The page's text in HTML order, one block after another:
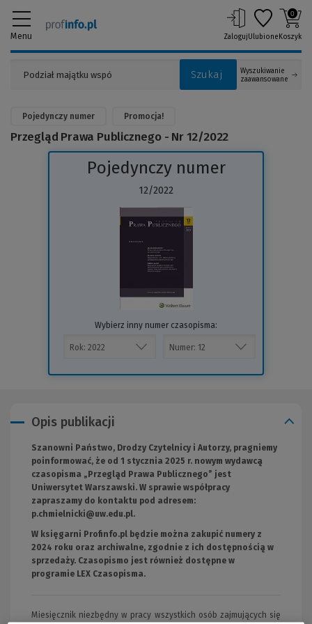
Menu
Szukaj
Wyszukiwanie
zaawansowane
ZalogujUlubione
0
Koszyk
Pojedynczy numer Promocja!
Przegląd Prawa Publicznego - Nr 12/2022
Pojedynczy numer
12/2022
do
Wybierz inny numer czasopisma:
Opis publikacji
Szanowni Państwo, Drodzy Czytelnicy i Autorzy, pragniemy
poinformować, że od 1 stycznia 2025 r. nowym wydawcą
czasopisma „Przegląd Prawa Publicznego” jest
Uniwersytet Warszawski. W sprawie współpracy
zapraszamy do kontaktu pod adresem:
p.chmielnicki@uw.edu.pl(Nowe
.
W księgarni Profinfo.pl będzie można zakupić numery z
2024 roku oraz archiwalne, zgodnie z ich dostępnością w
sprzedaży. Czasopismo jest również dostępne w
programie LEX Czasopisma.
strony)
Miesięcznik niezbędny w pracy wszystkich osób zajmujących się